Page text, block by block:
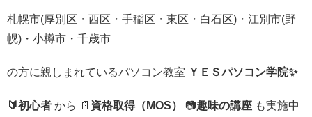
札幌市(厚別区・西区・手稲区・東区・白石区)・江別市(野
幌)・小樽市・千歳市
の方に親しまれているパソコン教室 ＹＥＳパソコン学院✨
🔰初心者 から 📄 資格取得（MOS） 📷趣味の講座 も実施中